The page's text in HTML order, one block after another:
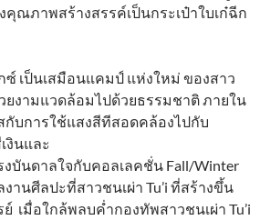
คุณภาพสร้างสรรค์เป็นกระเป๋าใบเก๋ฉีก
ซ์ เป็นเสมือนแคมป์ แห่งใหม่ ของสาว
ยงามแวดล้อมไปด้วยธรรมชาติ ภายใน
บการใช้แสงสีทีสอดคล้องไปกับ
งินและ
บันดาลใจกับคอลเลคชั่น Fall/Winter
านศีลปะที่สาวชนเผ่า Tu’i ที่สร้างขึ้น
เมื่อใกล้พลบค่ำกองทัพสาวชนเผ่า Tu’i